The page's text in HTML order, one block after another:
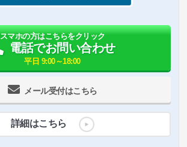
メール受付はこちら
スマホの方はこちらをクリック
電話でお問い合わせ
平日 9:00～18:00
詳細はこちら